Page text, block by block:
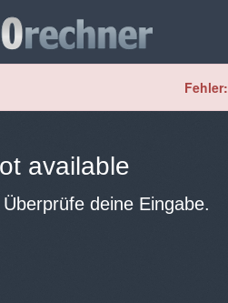
Fehler:
available
deine Eingabe.